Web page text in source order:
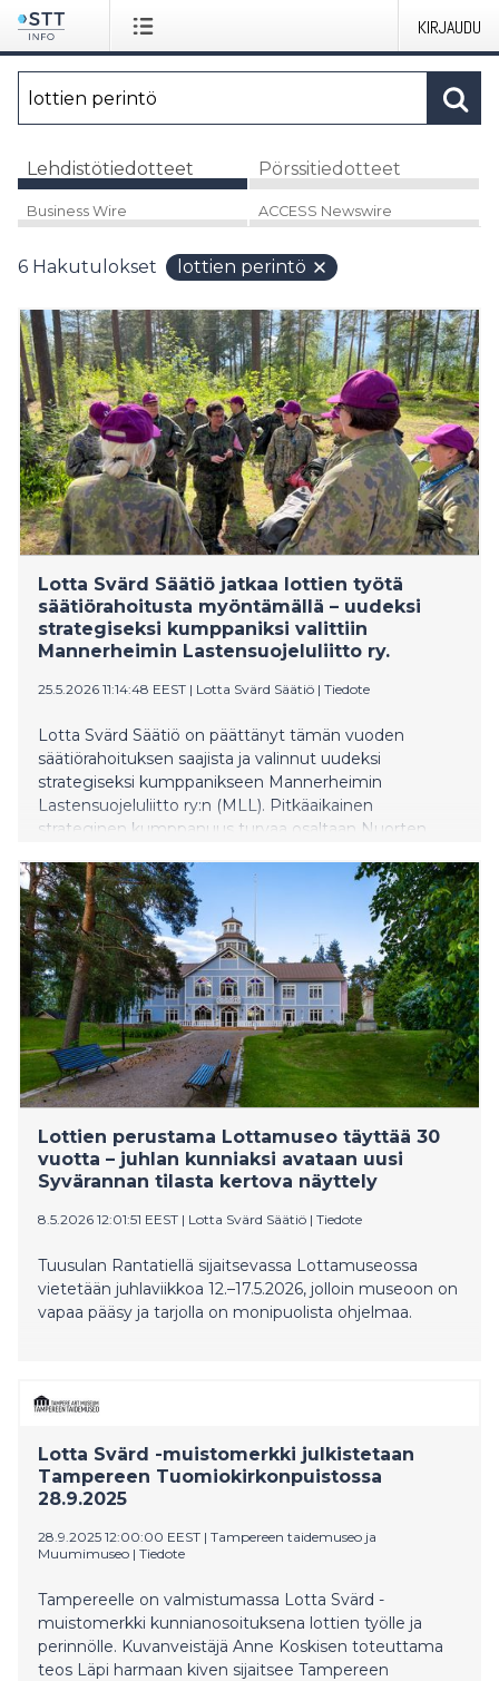
KIRJAUDU
Lehdistötiedotteet Pörssitiedotteet
Business Wire ACCESS Newswire
6 Hakutulokset lottien perintö
Lotta Svärd Säätiö jatkaa lottien työtä
säätiörahoitusta myöntämällä – uudeksi
strategiseksi kumppaniksi valittiin
Mannerheimin Lastensuojeluliitto ry.
25.5.2026 11:14:48 EEST | Lotta Svärd Säätiö | Tiedote
Lotta Svärd Säätiö on päättänyt tämän vuoden
säätiörahoituksen saajista ja valinnut uudeksi
strategiseksi kumppanikseen Mannerheimin
Lastensuojeluliitto ry:n (MLL). Pitkäaikainen
strateginen kumppanuus turvaa osaltaan Nuorten
Lottien perustama Lottamuseo täyttää 30
vuotta – juhlan kunniaksi avataan uusi
Syvärannan tilasta kertova näyttely
8.5.2026 12:01:51 EEST | Lotta Svärd Säätiö | Tiedote
Tuusulan Rantatiellä sijaitsevassa Lottamuseossa
vietetään juhlaviikkoa 12.–17.5.2026, jolloin museoon on
vapaa pääsy ja tarjolla on monipuolista ohjelmaa.
Lotta Svärd -muistomerkki julkistetaan
Tampereen Tuomiokirkonpuistossa
28.9.2025
28.9.2025 12:00:00 EEST | Tampereen taidemuseo ja
Muumimuseo | Tiedote
Tampereelle on valmistumassa Lotta Svärd -
muistomerkki kunnianosoituksena lottien työlle ja
perinnölle. Kuvanveistäjä Anne Koskisen toteuttama
teos Läpi harmaan kiven sijaitsee Tampereen